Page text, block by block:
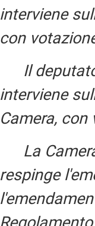
interviene
con
Il
interviene
Camera,
La
respinge